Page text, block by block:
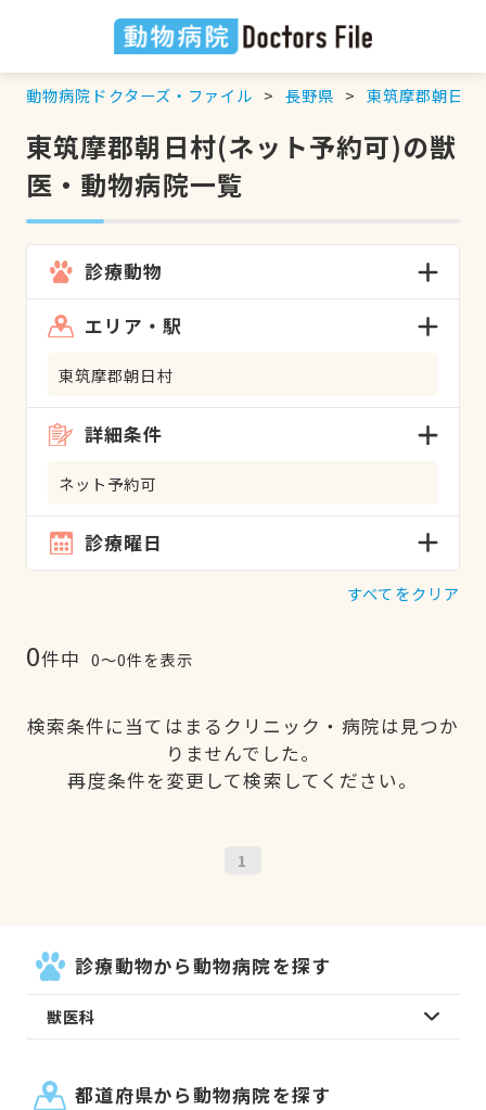
動物病院ドクターズ・ファイル 長野県 東筑摩郡朝日村
東筑摩郡朝日村(ネット予約可)の獣
医・動物病院一覧
診療動物
エリア・駅
東筑摩郡朝日村
詳細条件
ネット予約可
診療曜日
すべてをクリア
0件中 0〜0件を表示
検索条件に当てはまるクリニック・病院は見つか
りませんでした。
再度条件を変更して検索してください。
1
診療動物から動物病院を探す
獣医科
都道府県から動物病院を探す